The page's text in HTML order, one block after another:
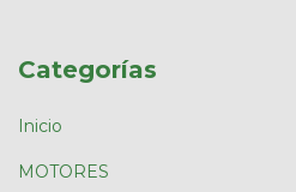
Categorías
Inicio
MOTORES